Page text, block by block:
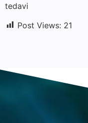
tedavi
Post Views: 21